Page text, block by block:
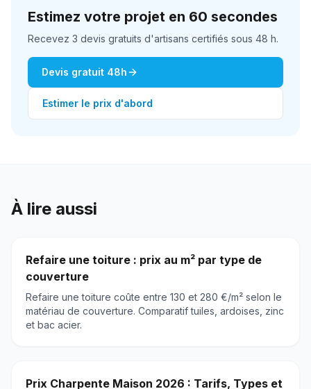
Estimez votre projet en 60 secondes
Recevez 3 devis gratuits d'artisans certifiés sous 48 h.
Devis gratuit 48h
Estimer le prix d'abord
À lire aussi
Refaire une toiture : prix au m² par type de
couverture
Refaire une toiture coûte entre 130 et 280 €/m² selon le
matériau de couverture. Comparatif tuiles, ardoises, zinc
et bac acier.
Prix Charpente Maison 2026 : Tarifs, Types et